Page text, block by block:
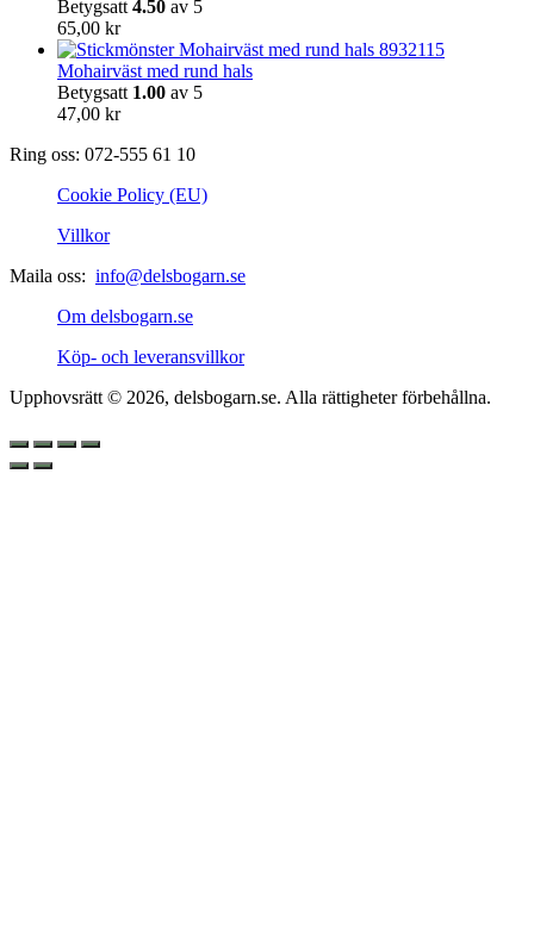
Betygsatt4.50 av 5
65,00 kr
Mohairväst med rund hals
Betygsatt 1.00 av 5
47,00 kr
Ring oss: 072-555 61 10
Cookie Policy (EU)
Villkor
Maila oss: info@delsbogarn.se
Om delsbogarn.se
Köp- och leveransvillkor
Upphovsrätt © 2026, delsbogarn.se. Alla rättigheter förbehållna.